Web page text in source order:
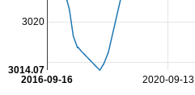
2020-09-13
2016-09-16
3020
3014.07